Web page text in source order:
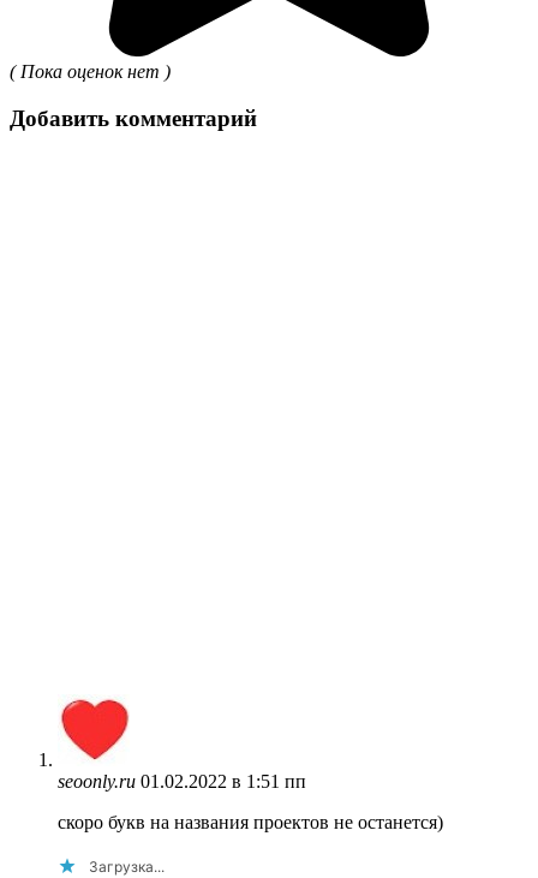
( Пока оценок нет )
Добавить комментарий
seoonly.ru 01.02.2022 в 1:51 пп
скоро букв на названия проектов не останется)
Загрузка...